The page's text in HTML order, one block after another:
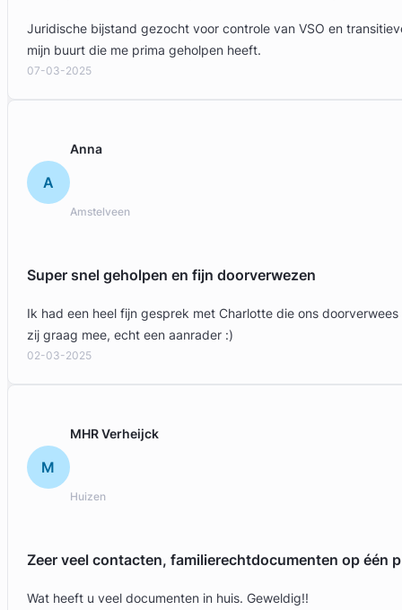
Juridische bijstand gezocht voor controle van VSO en
mijn buurt die me prima geholpen heeft.
07-03-2025
A
Anna
Amstelveen
Super snel geholpen en fijn doorverwezen
Ik had een heel fijn gesprek met Charlotte die ons
zij graag mee, echt een aanrader :)
02-03-2025
M
MHR Verheijck
Huizen
Zeer veel contacten, familierechtdocumenten op één
Wat heeft u veel documenten in huis. Geweldig!!